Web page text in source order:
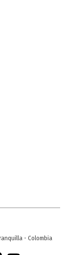
- Colombia